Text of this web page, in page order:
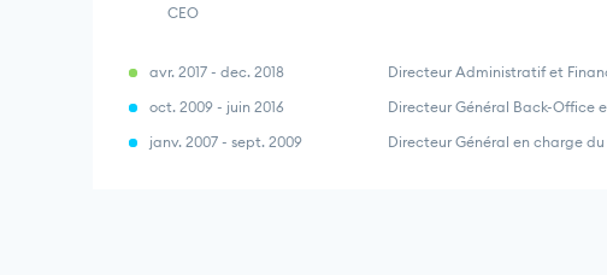
CEO
avr. 2017 - dec. 2018
Directeur Administratif et
oct. 2009 - juin 2016
Directeur Général Back-Office
janv. 2007 - sept. 2009
Directeur Général en charge